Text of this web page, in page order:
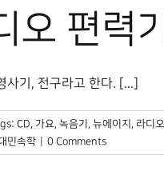
오 편력기
기, 전구라고 한다. [...]
CD 가요 녹음기 뉴에이지 라디오
민속학 0 Comments